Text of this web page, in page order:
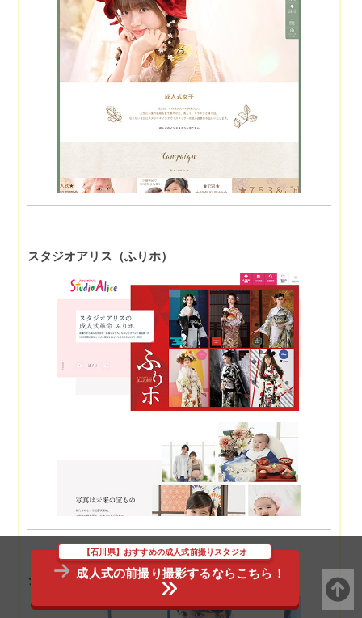
スタジオアリス（ふりホ）
ジョイフル恵利
【石川県】おすすめの成人式前撮りスタジオ
成人式の前撮り撮影するならこちら！